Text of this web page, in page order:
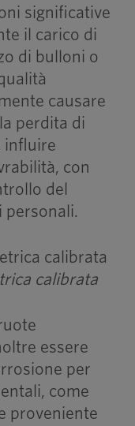
significative
il carico di
di bulloni o
causare
perdita di
influire
con
del
personali.
calibrata
essere
per
come
proveniente